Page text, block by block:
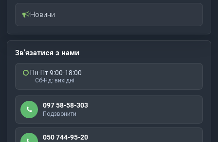
Новини
Зв’язатися з нами
Пн-Пт 9:00-18:00
Сб-Нд: вихідні
097 58-58-303
Подзвонити
050 744-95-20